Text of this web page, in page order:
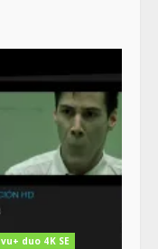
vu+ duo 4K SE